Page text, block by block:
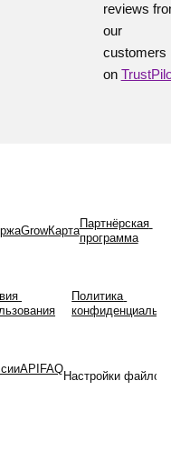
reviews
our
customers
on
GrowКарта
Партнёрская
программа
Политика
API FAQ
Настройки файлов